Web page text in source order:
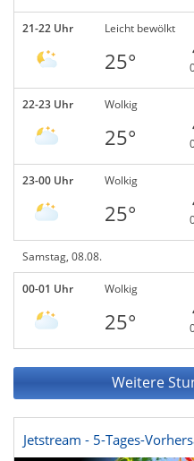
21-22 Uhr Leicht bewölkt
25°
22-23 Uhr Wolkig
25°
23-00 Uhr Wolkig
25°
Samstag, 08.08.
00-01 Uhr Wolkig
25°
Weitere
Jetstream - 5-Tages-